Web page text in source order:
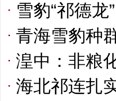
雪豹“祁德龙
青海雪豹种
湟中：非粮
海北祁连扎